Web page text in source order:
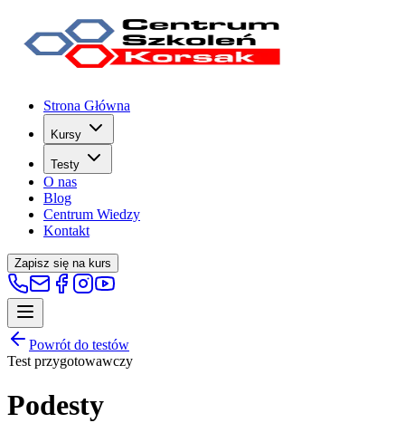
Strona Główna
Kursy
Testy
O nas
Blog
Centrum Wiedzy
Kontakt
Zapisz się na kurs
Powrót do testów
Test przygotowawczy
Podesty